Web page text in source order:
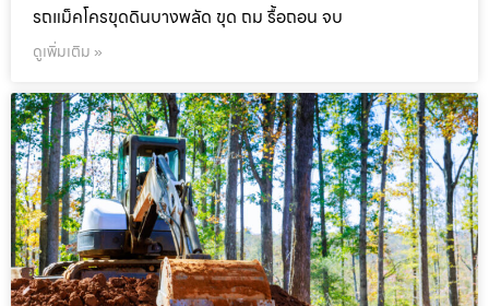
รถแม็คโครขุดดินบางพลัด ขุด ถม รื้อถอน จบ
ดูเพิ่มเติม »